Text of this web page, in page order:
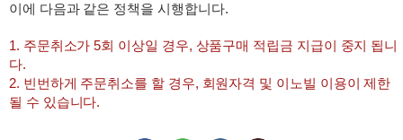
이에 다음과 같은 정책을 시행합니다.
1. 주문취소가 5회 이상일 경우, 상품구매 적립금 지급이 중지 됩니
다.
2. 빈번하게 주문취소를 할 경우, 회원자격 및 이노빌 이용이 제한
될 수 있습니다.